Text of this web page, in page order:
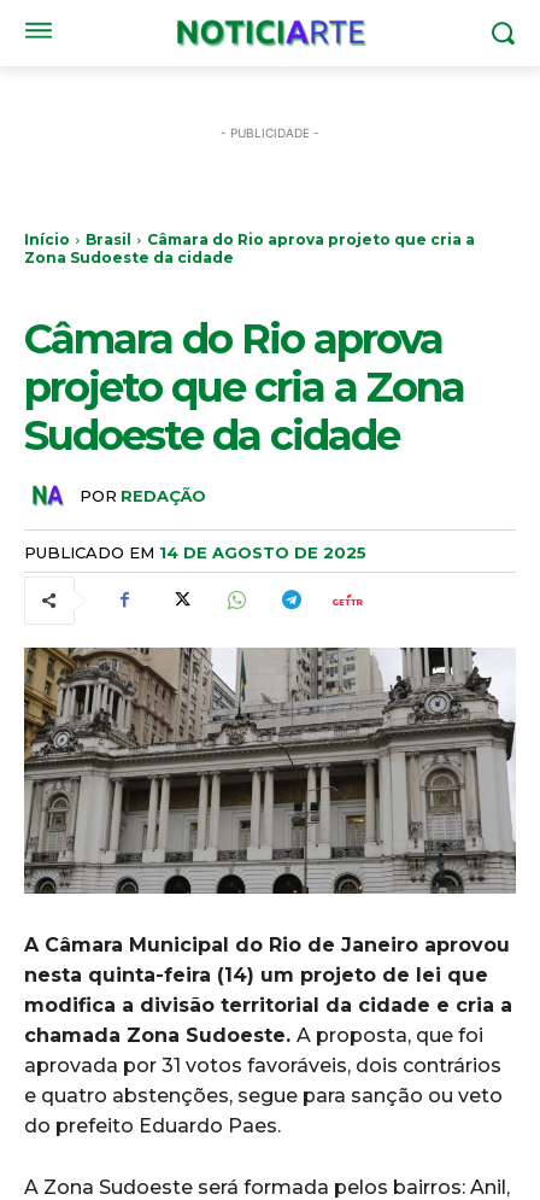
- PUBLICIDADE -
Início Brasil
Câmara do Rio aprova projeto que cria a
Zona Sudoeste da cidade
Câmara do Rio aprova
projeto que cria a Zona
Sudoeste da cidade
POR REDAÇÃO
PUBLICADO EM 14 DE AGOSTO DE 2025
A Câmara Municipal do Rio de Janeiro aprovou
nesta quinta-feira (14) um projeto de lei que
modifica a divisão territorial da cidade e cria a
chamada Zona Sudoeste. A proposta, que foi
aprovada por 31 votos favoráveis, dois contrários
e quatro abstenções, segue para sanção ou veto
do prefeito Eduardo Paes.
A Zona Sudoeste será formada pelos bairros: Anil,